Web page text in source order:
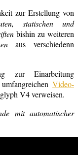
zur Erstellung von
statischen und
bishin zu weiteren
aus verschiedenn
zur Einarbeitung
Video-
V4 verweisen.
mit automatischer